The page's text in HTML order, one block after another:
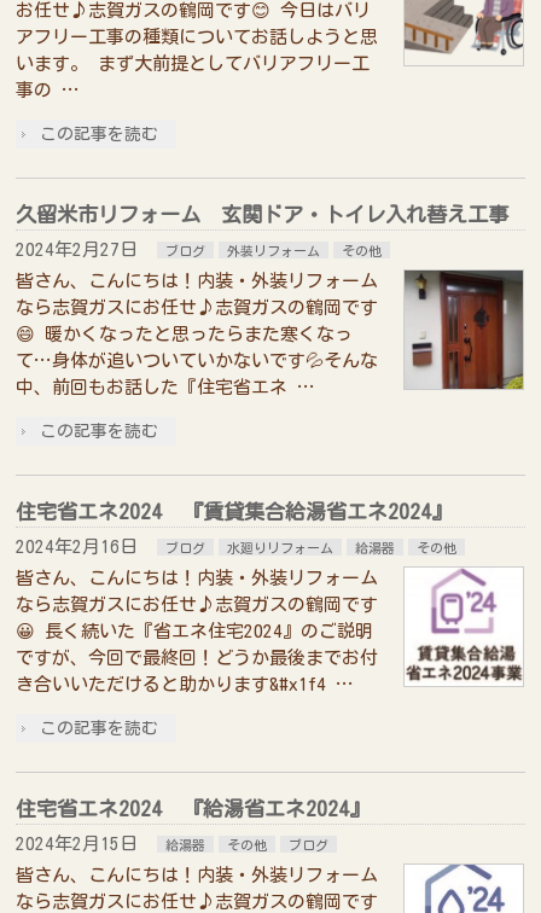
お任せ♪志賀ガスの鶴岡です😊 今日はバリ
アフリー工事の種類についてお話しようと思
います。 まず大前提としてバリアフリー工
事の …
この記事を読む
久留米市リフォーム 玄関ドア・トイレ入れ替え工事
2024年2月27日 ブログ 外装リフォーム その他
皆さん、こんにちは！内装・外装リフォーム
なら志賀ガスにお任せ♪志賀ガスの鶴岡です
😄 暖かくなったと思ったらまた寒くなっ
て…身体が追いついていかないです💦そんな
中、前回もお話した『住宅省エネ …
この記事を読む
住宅省エネ2024 『賃貸集合給湯省エネ2024』
2024年2月16日 ブログ 水廻りリフォーム 給湯器 その他
皆さん、こんにちは！内装・外装リフォーム
なら志賀ガスにお任せ♪志賀ガスの鶴岡です
😀 長く続いた『省エネ住宅2024』のご説明
ですが、今回で最終回！どうか最後までお付
き合いいただけると助かります&#x1f4 …
この記事を読む
住宅省エネ2024 『給湯省エネ2024』
2024年2月15日 給湯器 その他 ブログ
皆さん、こんにちは！内装・外装リフォーム
なら志賀ガスにお任せ♪志賀ガスの鶴岡です